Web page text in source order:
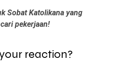
Sobat Katolikana yang
pekerjaan!
reaction?